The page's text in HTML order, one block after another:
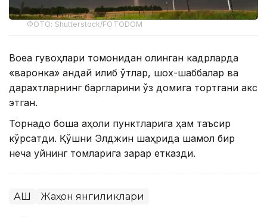
ФОТО: Shutterstock/FOTODOM
Воқеа гувоҳлари томонидан олинган кадрларда
«варонка» қандай қилиб ўтлар, шох-шаббалар ва
дарахтларнинг баргларини ўз домига тортгани акс
этган.
Торнадо бошқа аҳоли пунктларига ҳам таъсир
кўрсатди. Қўшни Элджин шаҳрида шамол бир
неча уйнинг томларига зарар етказди.
АҚШ Жаҳон янгиликлари